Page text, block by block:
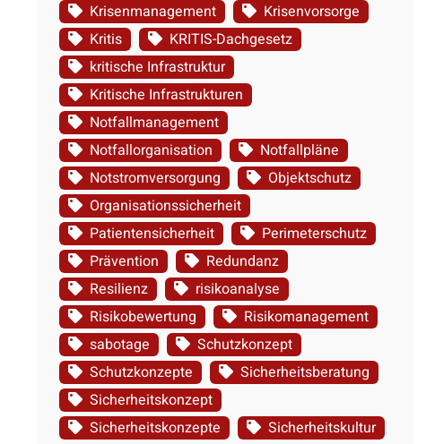
Krisenmanagement
Krisenvorsorge
Kritis
KRITIS-Dachgesetz
kritische Infrastruktur
Kritische Infrastrukturen
Notfallmanagement
Notfallorganisation
Notfallpläne
Notstromversorgung
Objektschutz
Organisationssicherheit
Patientensicherheit
Perimeterschutz
Prävention
Redundanz
Resilienz
risikoanalyse
Risikobewertung
Risikomanagement
sabotage
Schutzkonzept
Schutzkonzepte
Sicherheitsberatung
Sicherheitskonzept
Sicherheitskonzepte
Sicherheitskultur